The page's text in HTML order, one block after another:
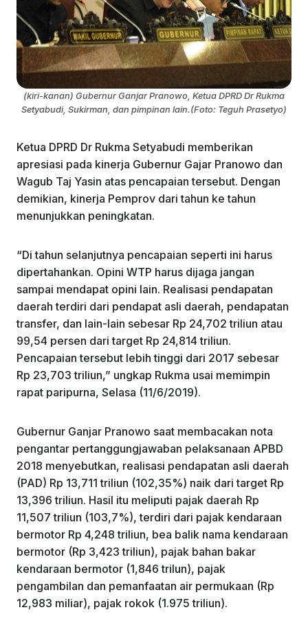
(kiri-kanan) Gubernur Ganjar Pranowo, Ketua DPRD Dr Rukma
Setyabudi, Sukirman, dan pimpinan lain.(Foto: Teguh Prasetyo)
Ketua DPRD Dr Rukma Setyabudi memberikan
apresiasi pada kinerja Gubernur Gajar Pranowo dan
Wagub Taj Yasin atas pencapaian tersebut. Dengan
demikian, kinerja Pemprov dari tahun ke tahun
menunjukkan peningkatan.
“Di tahun selanjutnya pencapaian seperti ini harus
dipertahankan. Opini WTP harus dijaga jangan
sampai mendapat opini lain. Realisasi pendapatan
daerah terdiri dari pendapat asli daerah, pendapatan
transfer, dan lain-lain sebesar Rp 24,702 triliun atau
99,54 persen dari target Rp 24,814 triliun.
Pencapaian tersebut lebih tinggi dari 2017 sebesar
Rp 23,703 triliun,” ungkap Rukma usai memimpin
rapat paripurna, Selasa (11/6/2019).
Gubernur Ganjar Pranowo saat membacakan nota
pengantar pertanggungjawaban pelaksanaan APBD
2018 menyebutkan, realisasi pendapatan asli daerah
(PAD) Rp 13,711 triliun (102,35%) naik dari target Rp
13,396 triliun. Hasil itu meliputi pajak daerah Rp
11,507 triliun (103,7%), terdiri dari pajak kendaraan
bermotor Rp 4,248 triliun, bea balik nama kendaraan
bermotor (Rp 3,423 triliun), pajak bahan bakar
kendaraan bermotor (1,846 trilun), pajak
pengambilan dan pemanfaatan air permukaan (Rp
12,983 miliar), pajak rokok (1.975 triliun).